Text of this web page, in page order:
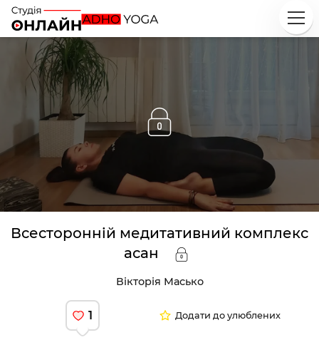
Всесторонній медитативний комплекс
асан
Вікторія Масько
1 Додати до улюблених